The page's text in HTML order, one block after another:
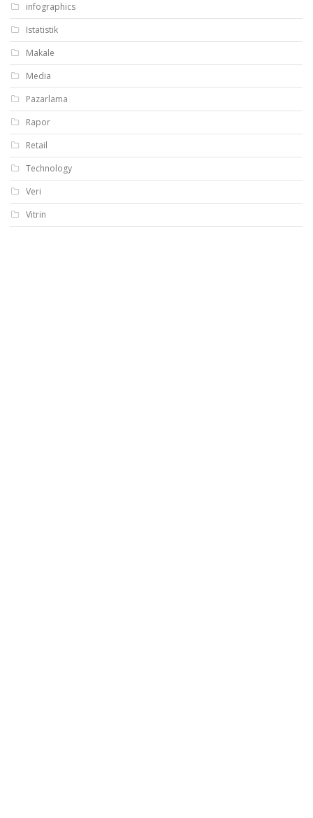
infographics
Istatistik
Makale
Media
Pazarlama
Rapor
Retail
Technology
Veri
Vitrin